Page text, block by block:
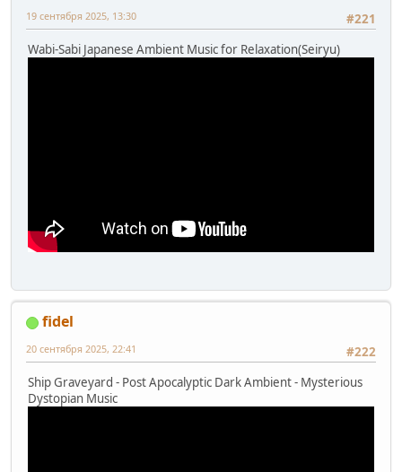
#221
19 сентября 2025, 13:30
Wabi-Sabi Japanese Ambient Music for Relaxation(Seiryu)
fidel
#222
20 сентября 2025, 22:41
Ship Graveyard - Post Apocalyptic Dark Ambient - Mysterious
Dystopian Music